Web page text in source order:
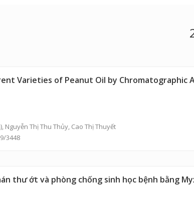
Varieties of Peanut Oil by Chromatographic
Nguyễn Thị Thu Thủy, Cao Thị Thuyết
3448
thư ớt và phòng chống sinh học bệnh bằng